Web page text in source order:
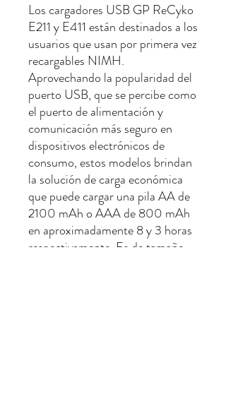
Los cargadores USB GP ReCyko
E211 y E411 están destinados a los
usuarios que usan por primera vez
recargables NIMH.
Aprovechando la popularidad del
puerto USB, que se percibe como
el puerto de alimentación y
comunicación más seguro en
dispositivos electrónicos de
consumo, estos modelos brindan
la solución de carga económica
que puede cargar una pila AA de
2100 mAh o AAA de 800 mAh
en aproximadamente 8 y 3 horas
respectivamente. Es de tamaño